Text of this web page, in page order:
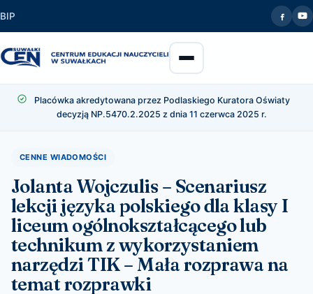
BIP
Placówka akredytowana przez Podlaskiego Kuratora Oświaty
decyzją NP.5470.2.2025 z dnia 11 czerwca 2025 r.
CENNE WIADOMOŚCI
Jolanta Wojczulis – Scenariusz
lekcji języka polskiego dla klasy I
liceum ogólnokształcącego lub
technikum z wykorzystaniem
narzędzi TIK – Mała rozprawa na
temat rozprawki